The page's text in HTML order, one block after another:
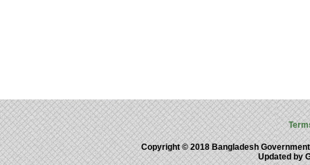
Copyright © 2018 Bangladesh
Updated by